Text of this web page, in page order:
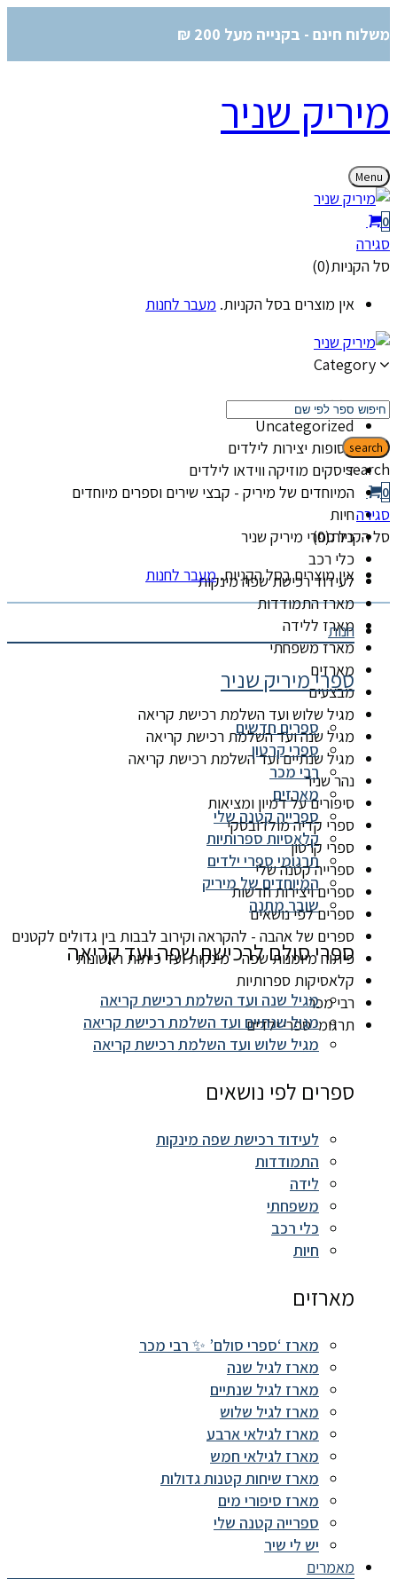
משלוח חינם - בקנייה מעל 200 ₪
מיריק שניר
Menu
0
סגירה
סל הקניות(0)
אין מוצרים בסל הקניות. מעבר לחנות
Category
קטגוריות
Uncategorized
אסופות יצירות לילדים
דיסקים מוזיקה ווידאו לילדים
המיוחדים של מיריק - קבצי שירים וספרים מיוחדים
חיות
כל ספרי מיריק שניר
כלי רכב
לעידוד רכישת שפה מינקות
מארז התמודדות
מארז ללידה
מארז משפחתי
מארזים
מבצעים
מגיל שלוש ועד השלמת רכישת קריאה
מגיל שנה ועד השלמת רכישת קריאה
מגיל שנתיים ועד השלמת רכישת קריאה
נהר שניר
סיפורים על דמיון ומציאות
ספרי קדיה מולדובסקי
ספרי קרטון
ספרייה קטנה שלי
ספרים ויצירות חדשות
ספרים לפי נושאים
ספרים של אהבה - להקראה וקירוב לבבות בין גדולים לקטנים
פיתוח מיומנות שפה - מינקות ועד כיתות ראשונות
קלאסיקות ספרותיות
רבי מכר
תרגומי ספרי ילדים
search
search
0
סגירה
סל הקניות(0)
אין מוצרים בסל הקניות. מעבר לחנות
חנות
ספרי מיריק שניר
ספרים חדשים
ספרי קרטון
רבי מכר
מארזים
ספרייה קטנה שלי
קלאסיות ספרותיות
תרגומי ספרי ילדים
המיוחדים של מיריק
שובר מתנה
ספרי סולם לרכישת שפה ועד קריאה
מגיל שנה ועד השלמת רכישת קריאה
מגיל שנתיים ועד השלמת רכישת קריאה
מגיל שלוש ועד השלמת רכישת קריאה
ספרים לפי נושאים
לעידוד רכישת שפה מינקות
התמודדות
לידה
משפחתי
כלי רכב
חיות
מארזים
מארז ‘ספרי סולם’ ✨ רבי מכר
מארז לגיל שנה
מארז לגיל שנתיים
מארז לגיל שלוש
מארז לגילאי ארבע
מארז לגילאי חמש
מארז שיחות קטנות גדולות
מארז סיפורי מים
ספרייה קטנה שלי
יש לי שיר
מאמרים